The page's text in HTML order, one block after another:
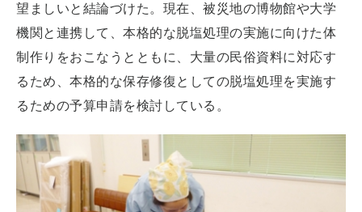
望ましいと結論づけた。現在、被災地の博物館や大学
機関と連携して、本格的な脱塩処理の実施に向けた体
制作りをおこなうとともに、大量の民俗資料に対応す
るため、本格的な保存修復としての脱塩処理を実施す
るための予算申請を検討している。